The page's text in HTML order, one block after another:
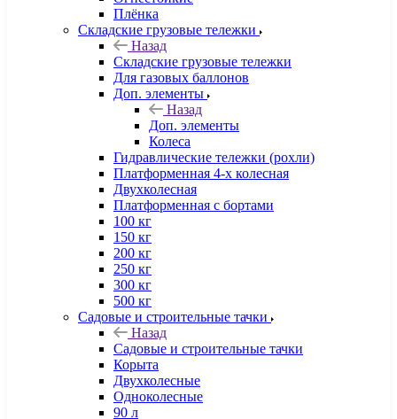
Плёнка
Складские грузовые тележки
Назад
Складские грузовые тележки
Для газовых баллонов
Доп. элементы
Назад
Доп. элементы
Колеса
Гидравлические тележки (рохли)
Платформенная 4-х колесная
Двухколесная
Платформенная с бортами
100 кг
150 кг
200 кг
250 кг
300 кг
500 кг
Садовые и строительные тачки
Назад
Садовые и строительные тачки
Корыта
Двухколесные
Одноколесные
90 л